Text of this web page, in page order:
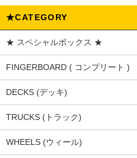
★CATEGORY
★ スペシャルボックス ★
FINGERBOARD ( コンプリート )
DECKS (デッキ)
TRUCKS (トラック)
WHEELS (ウィール)